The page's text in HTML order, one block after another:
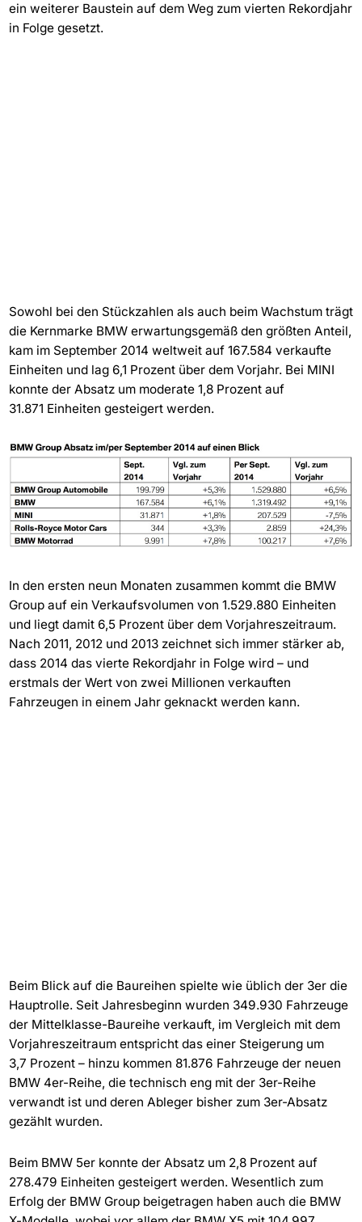
ein weiterer Baustein auf dem Weg zum vierten Rekordjahr
in Folge gesetzt.
Sowohl bei den Stückzahlen als auch beim Wachstum trägt
die Kernmarke BMW erwartungsgemäß den größten Anteil,
kam im September 2014 weltweit auf 167.584 verkaufte
Einheiten und lag 6,1 Prozent über dem Vorjahr. Bei MINI
konnte der Absatz um moderate 1,8 Prozent auf
31.871 Einheiten gesteigert werden.
In den ersten neun Monaten zusammen kommt die BMW
Group auf ein Verkaufsvolumen von 1.529.880 Einheiten
und liegt damit 6,5 Prozent über dem Vorjahreszeitraum.
Nach 2011, 2012 und 2013 zeichnet sich immer stärker ab,
dass 2014 das vierte Rekordjahr in Folge wird – und
erstmals der Wert von zwei Millionen verkauften
Fahrzeugen in einem Jahr geknackt werden kann.
Beim Blick auf die Baureihen spielte wie üblich der 3er die
Hauptrolle. Seit Jahresbeginn wurden 349.930 Fahrzeuge
der Mittelklasse-Baureihe verkauft, im Vergleich mit dem
Vorjahreszeitraum entspricht das einer Steigerung um
3,7 Prozent – hinzu kommen 81.876 Fahrzeuge der neuen
BMW 4er-Reihe, die technisch eng mit der 3er-Reihe
verwandt ist und deren Ableger bisher zum 3er-Absatz
gezählt wurden.
Beim BMW 5er konnte der Absatz um 2,8 Prozent auf
278.479 Einheiten gesteigert werden. Wesentlich zum
Erfolg der BMW Group beigetragen haben auch die BMW